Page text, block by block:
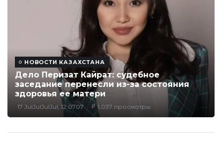
НОВОСТИ КАЗАХСТАНА
Дело Перизат Кайрат: судебное
заседание перенесли из-за состояния
здоровья ее матери
17 JulJulJulJul, 12:0707 1,037 просмотры